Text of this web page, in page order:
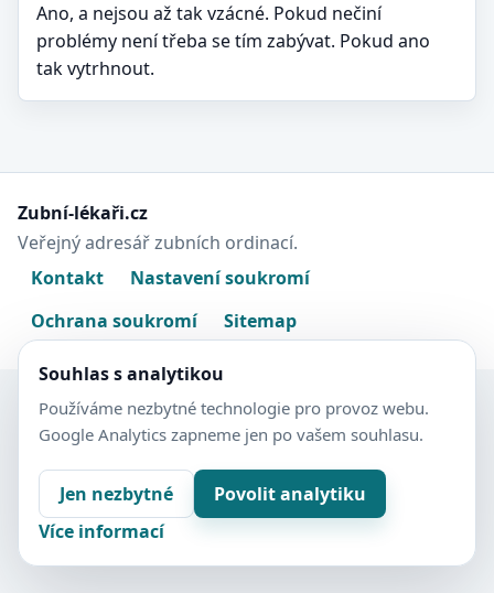
Ano, a nejsou až tak vzácné. Pokud nečiní
problémy není třeba se tím zabývat. Pokud ano
tak vytrhnout.
Zubní-lékaři.cz
Veřejný adresář zubních ordinací.
Kontakt
Nastavení soukromí
Ochrana soukromí
Sitemap
Souhlas s analytikou
Používáme nezbytné technologie pro provoz webu.
Google Analytics zapneme jen po vašem souhlasu.
Jen nezbytné
Povolit analytiku
Více informací